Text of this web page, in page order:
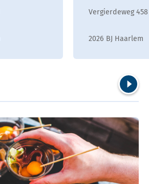
Vergierdeweg 458
2026 BJ Haarlem